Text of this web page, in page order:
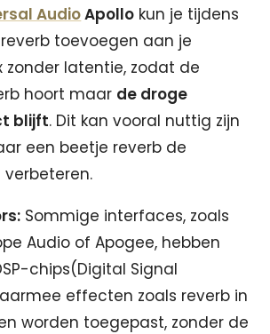
AudioApollo kun je tijdens
toevoegen aan je
zonder latentie, zodat de
hoort maar de droge
blijft. Dit kan vooral nuttig zijn
een beetje reverb de
Sommige interfaces, zoals
Audio of Apogee, hebben
chips(Digital Signal
effecten zoals reverb in
worden toegepast, zonder de